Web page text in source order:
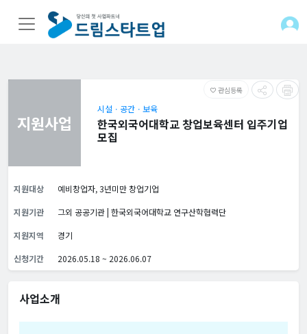
favorite_border 관심등록
지원사업
시설ㆍ공간ㆍ보육
한국외국어대학교 창업보육센터 입주기업
모집
지원대상
예비창업자, 3년미만 창업기업
지원기관
그외 공공기관 | 한국외국어대학교 연구산학협력단
지원지역
경기
신청기간
2026.05.18 ~ 2026.06.07
사업소개